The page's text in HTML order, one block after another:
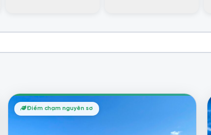
Điểm chạm nguyên sơ